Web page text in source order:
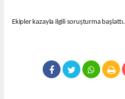
Ekipler kazayla ilgili soruşturma başlattı.